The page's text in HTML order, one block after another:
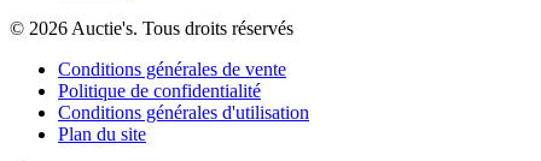
© 2026 Auctie's. Tous droits réservés
Conditions générales de vente
Politique de confidentialité
Conditions générales d'utilisation
Plan du site